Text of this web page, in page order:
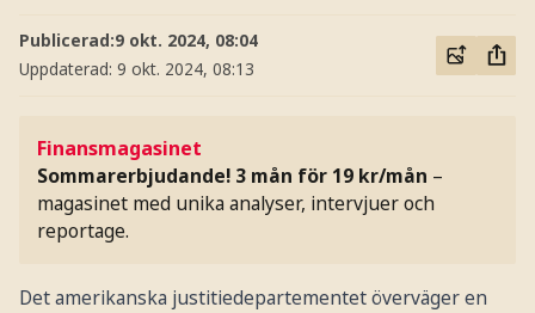
Publicerad:9 okt. 2024, 08:04
Uppdaterad: 9 okt. 2024, 08:13
Finansmagasinet
Sommarerbjudande! 3 mån för 19 kr/mån –
magasinet med unika analyser, intervjuer och
reportage.
Det amerikanska justitiedepartementet överväger en